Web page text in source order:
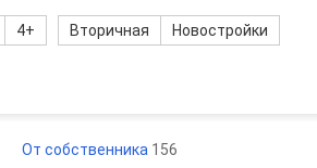
4+ Вторичная Новостройки
От собственника 156